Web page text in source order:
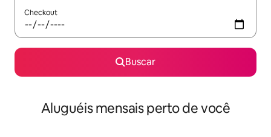
Checkout
Buscar
Aluguéis mensais perto de você